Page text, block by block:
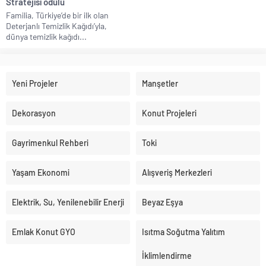
Familia, Türkiye’de bir ilk olan
Deterjanlı Temizlik Kağıdı’yla,
dünya temizlik kağıdı...
Yeni Projeler Manşetler
Dekorasyon Konut Projeleri
Gayrimenkul Rehberi Toki
Yaşam Ekonomi Alışveriş Merkezleri
Elektrik, Su, Yenilenebilir Enerji Beyaz Eşya
Emlak Konut GYO Isıtma Soğutma Yalıtım
İklimlendirme